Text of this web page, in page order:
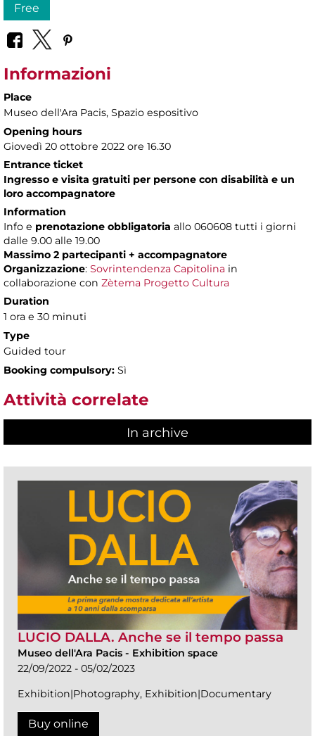
Free
Informazioni
Place
Museo dell'Ara Pacis, Spazio espositivo
Opening hours
Giovedì 20 ottobre 2022 ore 16.30
Entrance ticket
Ingresso e visita gratuiti per persone con disabilità e un
loro accompagnatore
Information
Info e prenotazione obbligatoria allo 060608 tutti i giorni
dalle 9.00 alle 19.00
Massimo 2 partecipanti + accompagnatore
Organizzazione: Sovrintendenza Capitolina in
collaborazione con Zètema Progetto Cultura
Duration
1 ora e 30 minuti
Type
Guided tour
Booking compulsory: Sì
Attività correlate
In archive
LUCIO DALLA. Anche se il tempo passa
Museo dell'Ara Pacis - Exhibition space
22/09/2022 - 05/02/2023
Exhibition|Photography, Exhibition|Documentary
Buy online